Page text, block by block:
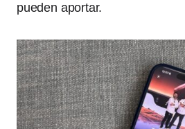
pueden aportar.